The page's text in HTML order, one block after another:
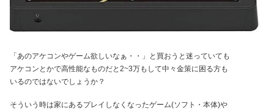
「あのアケコンやゲーム欲しいなぁ・・」と買おうと迷っていても
アケコンとかで高性能なものだと2~3万もして中々金策に困る方も
いるのではないでしょうか？
そういう時は家にあるプレイしなくなったゲーム(ソフト・本体)や